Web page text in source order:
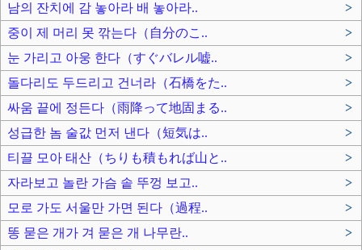
남의 잔치에 감 놓아라 배 놓아라..
>
중이 제 머리 못 깎는다（自分のこ..
>
눈 가리고 아웅 한다（すぐバレル嘘..
>
돌다리도 두드리고 건너라（石橋をた..
>
싸움 끝에 정든다（雨降って地固まる..
>
성급한 놈 술값 먼저 낸다（短気は..
>
티끌 모아 태산（ちりも積もれば山と..
>
자라보고 놀란 가슴 솥 뚜껑 보고..
>
모로 가도 서울만 가면 된다（過程..
>
똥 묻은 개가 겨 묻은 개 나무란..
>